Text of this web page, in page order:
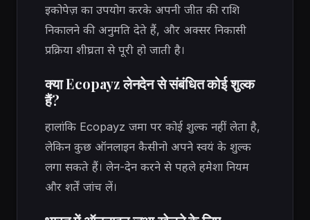
इकोपेज़ का उपयोग करके अपनी जीत की राशि
निकालने की अनुमति देते हैं, और अक्सर निकासी
प्रक्रिया शीघ्रता से पूरी हो जाती है।
क्या Ecopayz लेनदेन से संबंधित कोई शुल्क
हैं?
हालांकि Ecopayz जमा पर कोई शुल्क नहीं लेता है,
लेकिन कुछ ऑनलाइन कैसीनो अपने स्वयं के शुल्क
लगा सकते हैं। लेन-देन करने से पहले हमेशा नियम
और शर्तें जांच लें।